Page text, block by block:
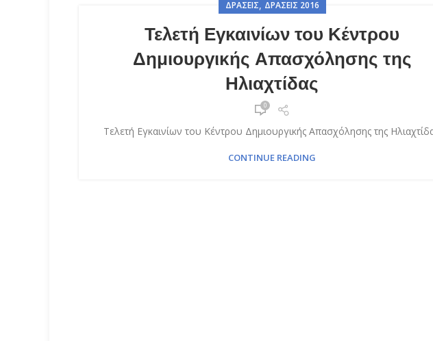
ΔΡΆΣΕΙΣ, ΔΡΆΣΕΙΣ 2016
Τελετή Εγκαινίων του Κέντρου
Δημιουργικής Απασχόλησης της
Ηλιαχτίδας
0
Τελετή Εγκαινίων του Κέντρου Δημιουργικής Απασχόλησης της
CONTINUE READING